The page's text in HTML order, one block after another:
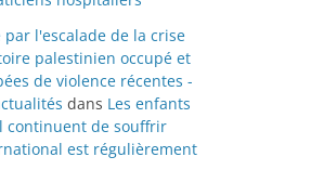
par l'escalade de la crise
palestinien occupé et
de violence récentes -
dans Les enfants
continuent de souffrir
est régulièrement